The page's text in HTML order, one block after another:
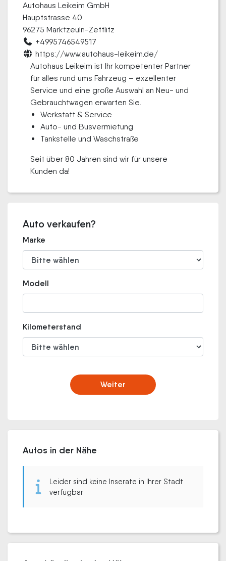
Autohaus Leikeim GmbH
Hauptstrasse 40
96275 Marktzeuln-Zettlitz
+4995746549517
https://www.autohaus-leikeim.de/
Autohaus Leikeim ist Ihr kompetenter Partner
für alles rund ums Fahrzeug – exzellenter
Service und eine große Auswahl an Neu- und
Gebrauchtwagen erwarten Sie.
Werkstatt & Service
Auto- und Busvermietung
Tankstelle und Waschstraße
Seit über 80 Jahren sind wir für unsere
Kunden da!
Auto verkaufen?
Marke
Modell
Kilometerstand
Weiter
Autos in der Nähe
Leider sind keine Inserate in Ihrer Stadt
verfügbar